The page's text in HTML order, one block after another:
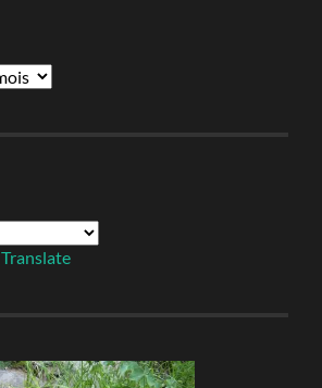
Translate